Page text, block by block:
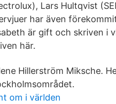
Lars Hultqvist
har även
är gift och skriven i
här.
Hillerström Miksche.
om i världen